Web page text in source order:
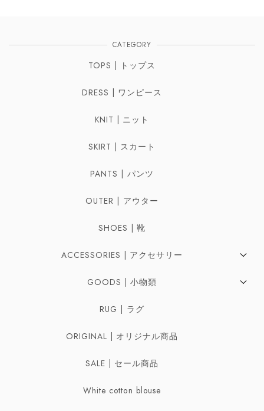
CATEGORY
TOPS | トップス
DRESS | ワンピース
KNIT | ニット
SKIRT | スカート
PANTS | パンツ
OUTER | アウター
SHOES | 靴
ACCESSORIES | アクセサリー
Pierces | ピアス
Bracelet | ブレスレット・バングル
Broach | ブローチ
GOODS | 小物類
RUG | ラグ
ORIGINAL | オリジナル商品
SALE | セール商品
White cotton blouse